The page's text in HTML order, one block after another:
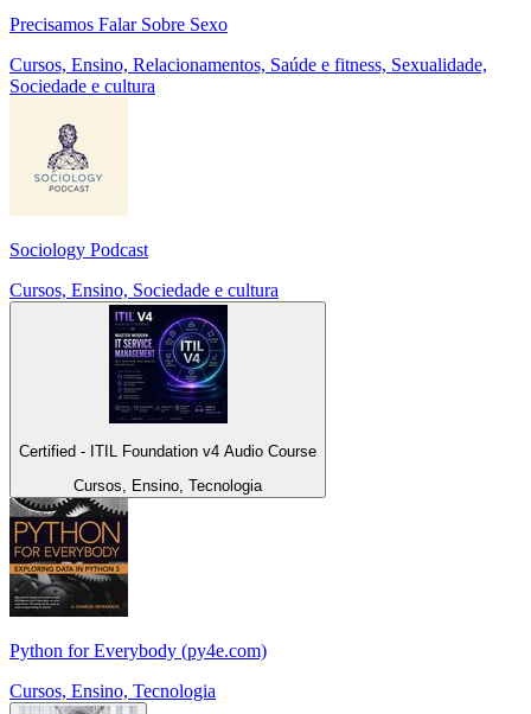
Precisamos Falar Sobre Sexo
Cursos, Ensino, Relacionamentos, Saúde e fitness, Sexualidade,
Sociedade e cultura
Sociology Podcast
Cursos, Ensino, Sociedade e cultura
Certified - ITIL Foundation v4 Audio Course
Cursos, Ensino, Tecnologia
Python for Everybody (py4e.com)
Cursos, Ensino, Tecnologia